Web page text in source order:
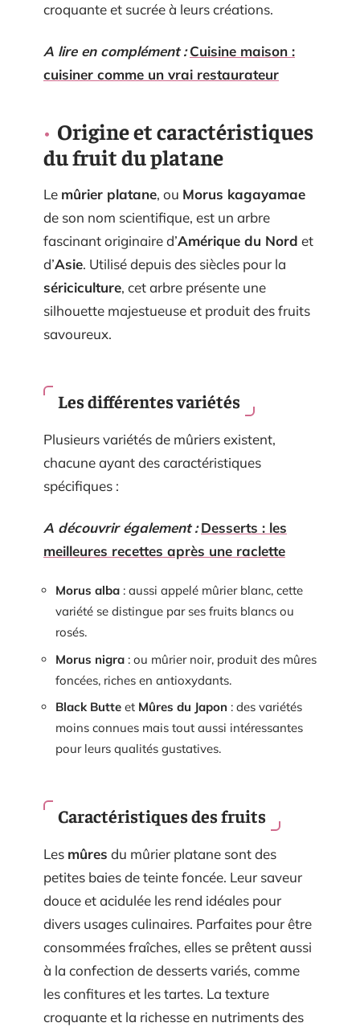
croquante et sucrée à leurs créations.
A lire en complément : Cuisine maison :
cuisiner comme un vrai restaurateur
Origine et caractéristiques
du fruit du platane
Le mûrier platane, ou Morus kagayamae
de son nom scientifique, est un arbre
fascinant originaire d’Amérique du Nord et
d’Asie. Utilisé depuis des siècles pour la
sériciculture, cet arbre présente une
silhouette majestueuse et produit des fruits
savoureux.
Les différentes variétés
Plusieurs variétés de mûriers existent,
chacune ayant des caractéristiques
spécifiques :
A découvrir également : Desserts : les
meilleures recettes après une raclette
Morus alba : aussi appelé mûrier blanc, cette
variété se distingue par ses fruits blancs ou
rosés.
Morus nigra : ou mûrier noir, produit des mûres
foncées, riches en antioxydants.
Black Butte et Mûres du Japon : des variétés
moins connues mais tout aussi intéressantes
pour leurs qualités gustatives.
Caractéristiques des fruits
Les mûres du mûrier platane sont des
petites baies de teinte foncée. Leur saveur
douce et acidulée les rend idéales pour
divers usages culinaires. Parfaites pour être
consommées fraîches, elles se prêtent aussi
à la confection de desserts variés, comme
les confitures et les tartes. La texture
croquante et la richesse en nutriments des